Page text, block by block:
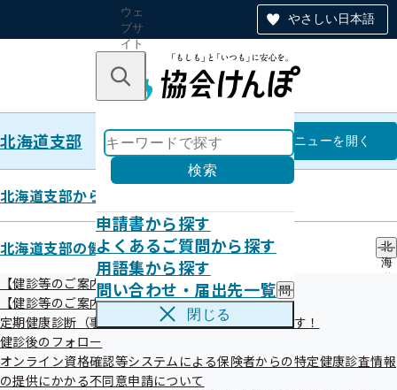
やさしい日本語
ウェ
ブサ
イト
のナ
ン
キーワードで探す
検索
申請書から探す
よくあるご質問から探す
用語集から探す
問い合わせ・届出先一覧 問
い
せ
・
閉じる
北海道支部 北海道支部
メニューを開く
北海道支部からのお知らせ
北海道支部の健診・保健指導のご案内
北
海
診
【健診等のご案内】ご本人（被保険者）さま
【健診等のご案内】ご家族（被扶養者）さま
定期健康診断（事業者健診）の結果をご提供願います！
健診後のフォロー
オンライン資格確認等システムによる保険者からの特定健康診査情報
の提供にかかる不同意申請について
健診実施機関一覧等
生活習慣病予防健診実施機関一覧（ご本人さ
ま）